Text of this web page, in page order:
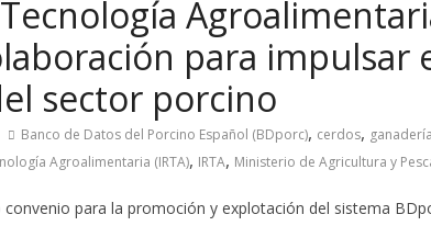
para impulsar
sector porcino
Banco de Datos del Porcino Español (BDporc), cerdos,
Agroalimentaria (IRTA), IRTA, Ministerio de Agricultura y
para la promoción y explotación del sistema